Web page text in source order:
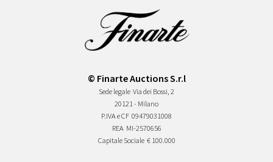
© Finarte Auctions S.r.l
Sede legale Via dei Bossi, 2
20121 - Milano
P.IVA e CF 09479031008
REA MI-2570656
Capitale Sociale € 100.000